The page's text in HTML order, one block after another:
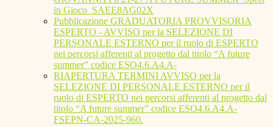
in Gioco_SAEE8AG02X
Pubblicazione GRADUATORIA PROVVISORIA
ESPERTO - AVVISO per la SELEZIONE DI
PERSONALE ESTERNO per il ruolo di ESPERTO
nei percorsi afferenti al progetto dal titolo “A future
summer” codice ESO4.6.A4.A-
RIAPERTURA TERMINI AVVISO per la
SELEZIONE DI PERSONALE ESTERNO per il
ruolo di ESPERTO nei percorsi afferenti al progetto dal
titolo “A future summer” codice ESO4.6.A4.A-
FSEPN-CA-2025-960.